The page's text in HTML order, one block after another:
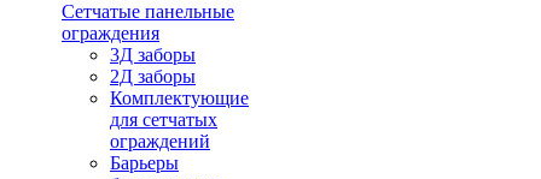
Сетчатые панельные
ограждения
3Д заборы
2Д заборы
Комплектующие
для сетчатых
ограждений
Барьеры